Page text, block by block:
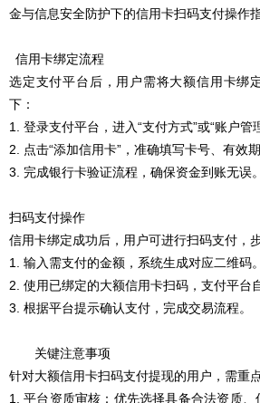
金与信息安全防护下的信用卡扫码支付操作
信用卡绑定流程
选定支付平台后，用户需将大额信用卡绑
下：
1. 登录支付平台，进入“支付方式”或“账户管
2. 点击“添加信用卡”，准确填写卡号、有效
3. 完成银行卡验证流程，确保资金到账无误。
扫码支付操作
信用卡绑定成功后，用户可进行扫码支付，
1. 输入需支付的金额，系统生成对应二维码。
2. 使用已绑定的大额信用卡扫码，支付平台
3. 根据平台提示确认支付，完成交易流程。
关键注意事项
针对大额信用卡扫码支付提现的用户，需重
1. 平台资质审核：优先选择具备合法资质